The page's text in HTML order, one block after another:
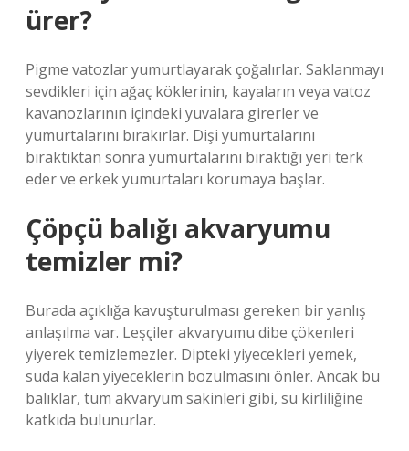
ürer?
Pigme vatozlar yumurtlayarak çoğalırlar. Saklanmayı
sevdikleri için ağaç köklerinin, kayaların veya vatoz
kavanozlarının içindeki yuvalara girerler ve
yumurtalarını bırakırlar. Dişi yumurtalarını
bıraktıktan sonra yumurtalarını bıraktığı yeri terk
eder ve erkek yumurtaları korumaya başlar.
Çöpçü balığı akvaryumu
temizler mi?
Burada açıklığa kavuşturulması gereken bir yanlış
anlaşılma var. Leşçiler akvaryumu dibe çökenleri
yiyerek temizlemezler. Dipteki yiyecekleri yemek,
suda kalan yiyeceklerin bozulmasını önler. Ancak bu
balıklar, tüm akvaryum sakinleri gibi, su kirliliğine
katkıda bulunurlar.